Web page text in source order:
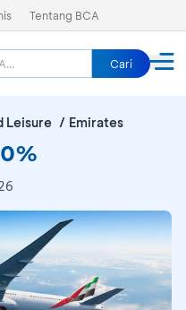
Tentang BCA
Cari
Leisure Emirates